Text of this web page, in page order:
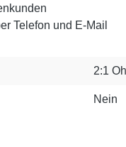
Telefon und E-Mail
2:1
Nein